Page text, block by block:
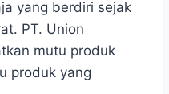
yang berdiri sejak
PT. Union
mutu produk
produk yang